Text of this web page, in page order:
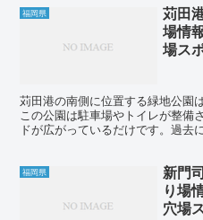
福岡県
苅田
場情
場ス
苅田港の南側に位置する緑地公園
この公園は駐車場やトイレが整備
ドが広がっているだけです。過去
福岡県
新門
り場
穴場